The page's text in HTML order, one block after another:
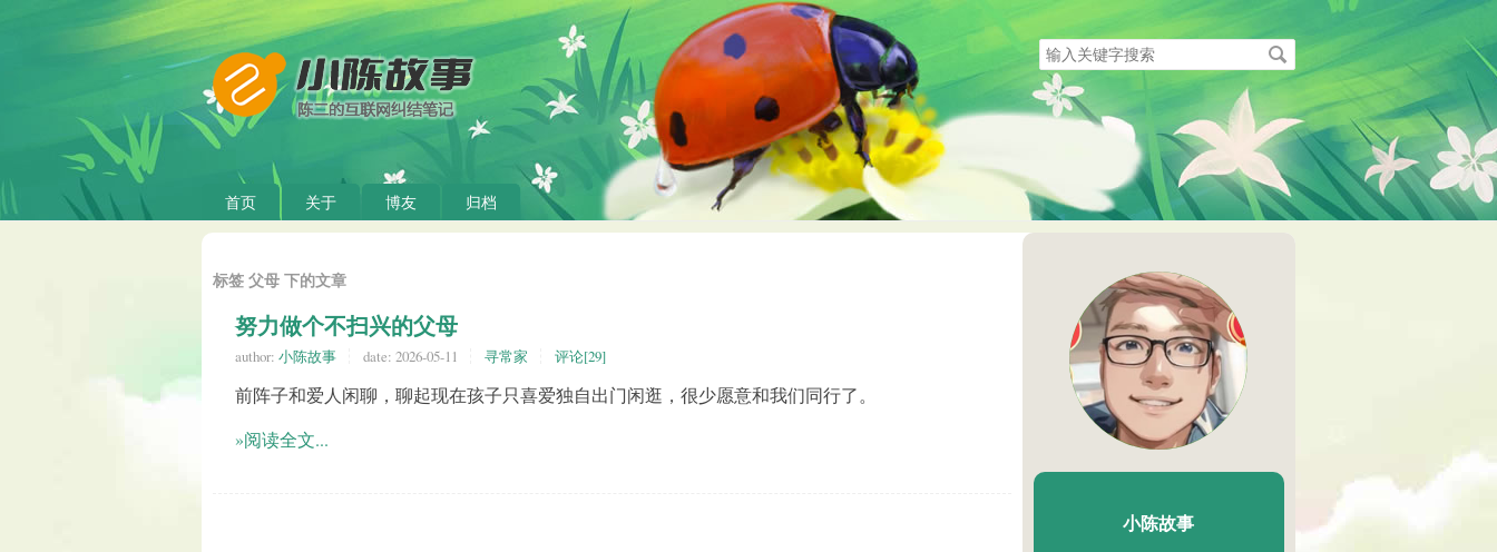
搜
索
关
键
字
首页 关于 博友 归档
标签 父母 下的文章
努力做个不扫兴的父母
author: 小陈故事 date: 2026-05-11 寻常家 评论[29]
前阵子和爱人闲聊，聊起现在孩子只喜爱独自出门闲逛，很少愿意和我们同行了。
»阅读全文...
陈二Chenèr
小陈故事